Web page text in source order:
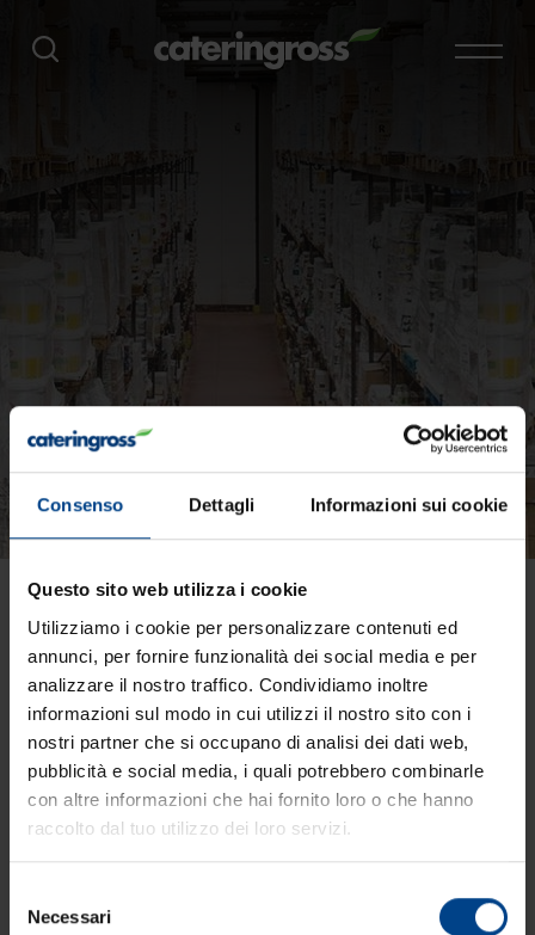
Consenso Dettagli Informazioni sui cookie
Questo sito web utilizza i cookie
Utilizziamo i cookie per personalizzare contenuti ed
annunci, per fornire funzionalità dei social media e per
analizzare il nostro traffico. Condividiamo inoltre
informazioni sul modo in cui utilizzi il nostro sito con i
nostri partner che si occupano di analisi dei dati web,
pubblicità e social media, i quali potrebbero combinarle
con altre informazioni che hai fornito loro o che hanno
raccolto dal tuo utilizzo dei loro servizi.
delNecessari
pane per la ristorazione
Di seguito tutti i contenuti taggati con:
pane per la ristorazione
Eventi e Storie: pane
per la ristorazione